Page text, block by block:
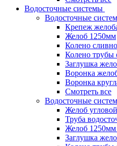
Водосточные системы
Водосточные
Крепеж
Желоб 1250мм
Колено
Колено трубы
Заглушка
Воронка
Воронка
Смотреть все
Водосточные
Желоб
Труба
Желоб
Заглушка